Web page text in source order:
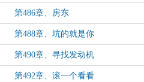
第486章、房东
第488章、坑的就是你
第490章、寻找发动机
第492章、滚一个看看